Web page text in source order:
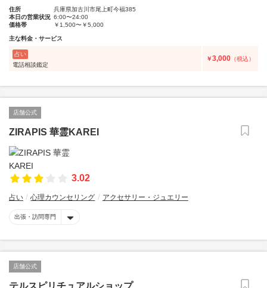
住所
兵庫県加古川市尾上町今福385
本日の営業状況 6:00〜24:00
価格帯
￥1,500〜￥5,000
主な料金・サービス
占い
電話相談鑑定
￥3,000 （税込）
店舗公式
ZIRAPIS 華霊KAREI
3.02
占い 心理カウンセリング アクセサリー・ジュエリー
出張・訪問専門
店舗公式
テルスピリチュアルショップ